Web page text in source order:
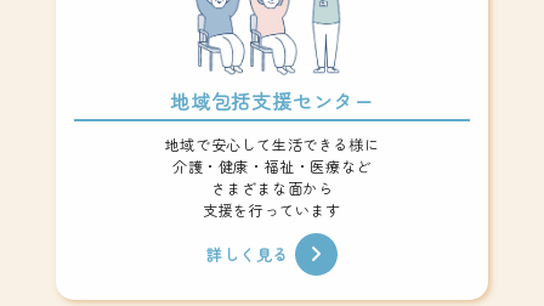
地域包括支援センター
地域で安心して生活できる様に
介護・健康・福祉・医療など
さまざまな面から
支援を行っています
詳しく見る